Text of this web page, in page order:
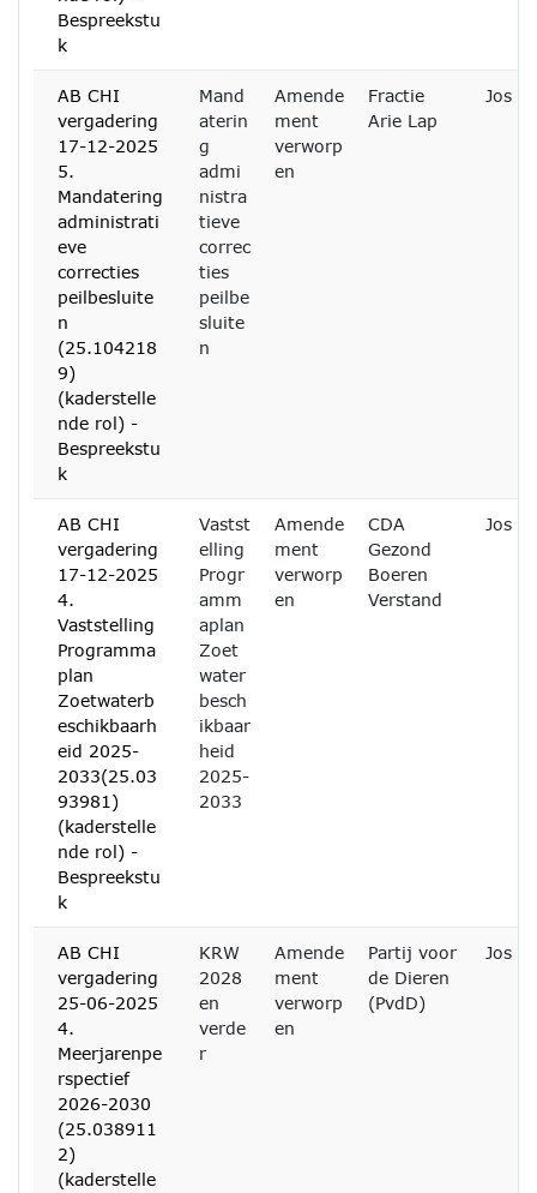
Bespreekstu
k
AB CHI
vergadering
17-12-2025
5.
Mandatering
administrati
eve
correcties
peilbesluite
n
(25.104218
9)
(kaderstelle
nde rol) -
Bespreekstu
k
Mand
aterin
g
admi
nistra
tieve
correc
ties
peilbe
sluite
n
Amende
ment
verworp
en
Fractie
Arie Lap
Jos
AB CHI
vergadering
17-12-2025
4.
Vaststelling
Programma
plan
Zoetwaterb
eschikbaarh
eid 2025-
2033(25.03
93981)
(kaderstelle
nde rol) -
Bespreekstu
k
Vastst
elling
Progr
amm
aplan
Zoet
water
besch
ikbaar
heid
2025-
2033
Amende
ment
verworp
en
CDA
Gezond
Boeren
Verstand
Jos
AB CHI
vergadering
25-06-2025
4.
Meerjarenpe
rspectief
2026-2030
(25.038911
2)
(kaderstelle
KRW
2028
en
verde
r
Amende
ment
verworp
en
Partij voor
de Dieren
(PvdD)
Jos